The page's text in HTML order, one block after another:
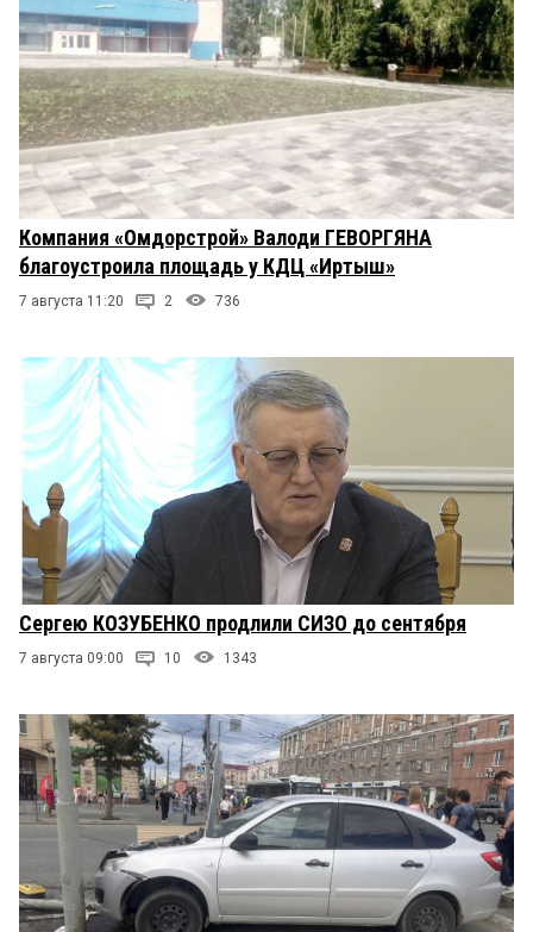
Компания «Омдорстрой» Валоди ГЕВОРГЯНА
благоустроила площадь у КДЦ «Иртыш»
7 августа 11:20 2 736
Сергею КОЗУБЕНКО продлили СИЗО до сентября
7 августа 09:00 10 1343